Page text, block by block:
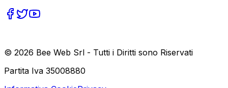
© 2026 Bee Web Srl - Tutti i Diritti sono Riservati
Partita Iva 35008880